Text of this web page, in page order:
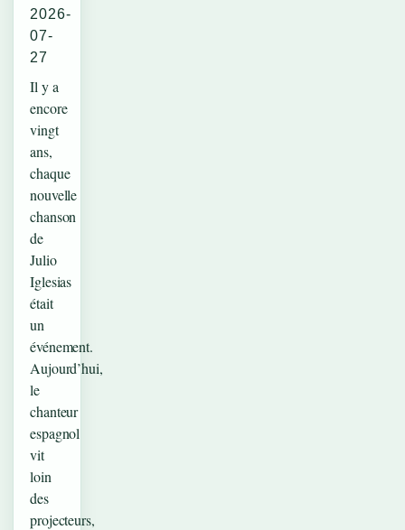
2026-
07-
27
Il y a
encore
vingt
ans,
chaque
nouvelle
chanson
de
Julio
Iglesias
était
un
événement.
Aujourd’hui,
le
chanteur
espagnol
vit
loin
des
projecteurs,